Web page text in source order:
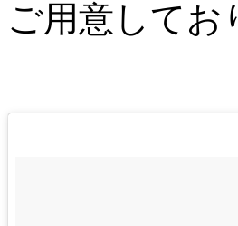
ご用意してお